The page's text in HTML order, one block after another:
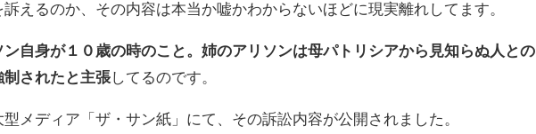
えるのか、その内容は本当か嘘かわからないほどに現実離れしてます。
ン自身が１０歳の時のこと。姉のアリソンは母パトリシアから見知らぬ人との
制されたと主張してるのです。
メディア「ザ・サン紙」にて、その訴訟内容が公開されました。